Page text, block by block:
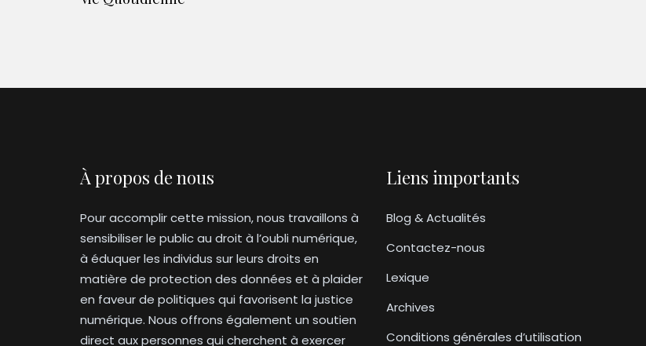
À propos de nous
Pour accomplir cette mission, nous travaillons à
sensibiliser le public au droit à l’oubli numérique,
à éduquer les individus sur leurs droits en
matière de protection des données et à plaider
en faveur de politiques qui favorisent la justice
numérique. Nous offrons également un soutien
direct aux personnes qui cherchent à exercer
Liens importants
Blog & Actualités
Contactez-nous
Lexique
Archives
Conditions générales d’utilisation